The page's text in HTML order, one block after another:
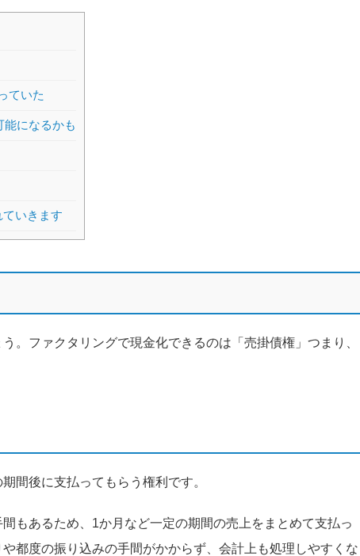
ていた
能になるかも
いきます
。ファクタリングで現金化できるのは「売掛債権」つまり、
間後に支払ってもらう権利です。
もあるため、1か月など一定の期間の売上をまとめて支払っ
都度の振り込みの手間がかからず、会計上も処理しやすくな